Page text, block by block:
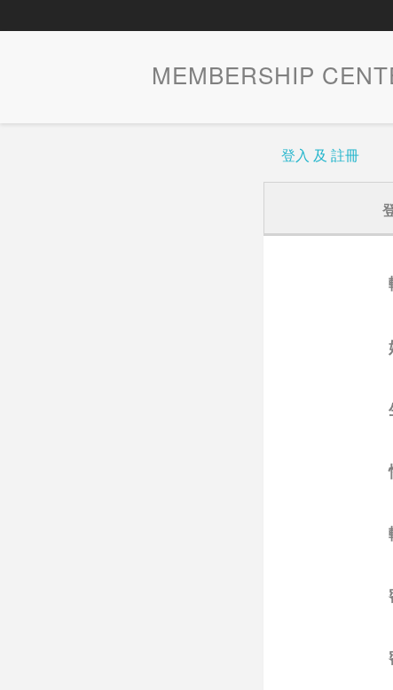
MEMBERSHIP
登入 及 註冊